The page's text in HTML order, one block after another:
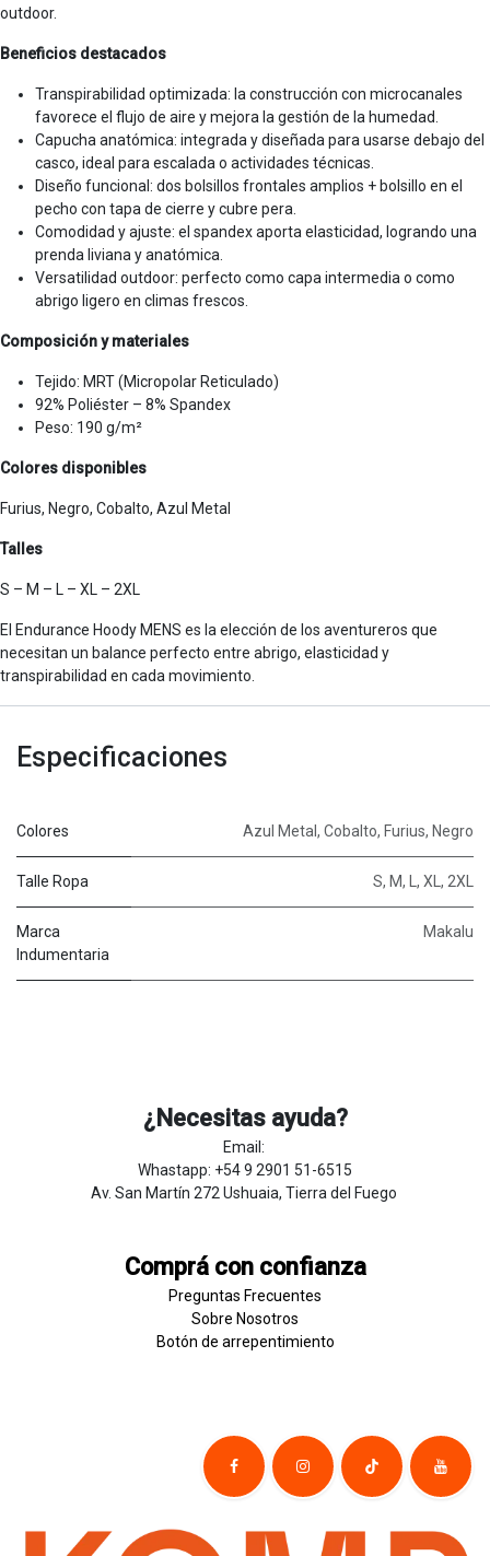
outdoor.
Beneficios destacados
Transpirabilidad optimizada: la construcción con microcanales
favorece el flujo de aire y mejora la gestión de la humedad.
Capucha anatómica: integrada y diseñada para usarse debajo del
casco, ideal para escalada o actividades técnicas.
Diseño funcional: dos bolsillos frontales amplios + bolsillo en el
pecho con tapa de cierre y cubre pera.
Comodidad y ajuste: el spandex aporta elasticidad, logrando una
prenda liviana y anatómica.
Versatilidad outdoor: perfecto como capa intermedia o como
abrigo ligero en climas frescos.
Composición y materiales
Tejido: MRT (Micropolar Reticulado)
92% Poliéster – 8% Spandex
Peso: 190 g/m²
Colores disponibles
Furius, Negro, Cobalto, Azul Metal
Talles
S – M – L – XL – 2XL
El Endurance Hoody MENS es la elección de los aventureros que
necesitan un balance perfecto entre abrigo, elasticidad y
transpirabilidad en cada movimiento.
Especificaciones
Colores Azul Metal, Cobalto, Furius, Negro
Talle Ropa S, M, L , XL , 2XL
Marca
Indumentaria
Makalu
¿Necesitas ayuda?
Email:
Whastapp: +54 9 2901 51-6515
Av. San Martín 272 Ushuaia, Tierra del Fuego
Comprá con confianza
Preguntas Frecuentes
Sobre Nosotros
Botón de ​arrepentim​​​iento